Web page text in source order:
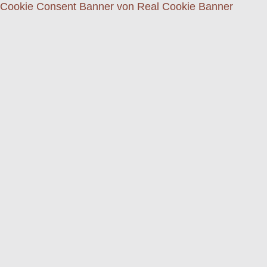
Cookie Consent Banner von Real Cookie Banner